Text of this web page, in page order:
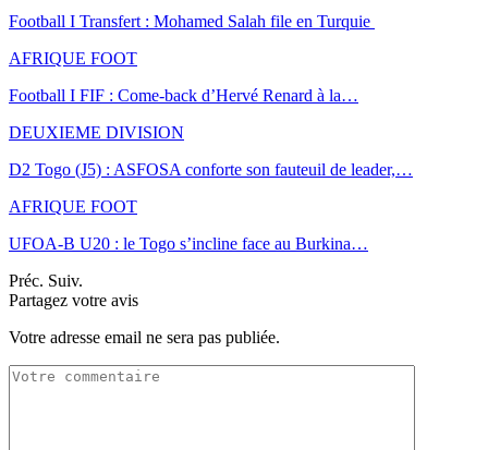
Football I Transfert : Mohamed Salah file en Turquie
AFRIQUE FOOT
Football I FIF : Come-back d’Hervé Renard à la…
DEUXIEME DIVISION
D2 Togo (J5) : ASFOSA conforte son fauteuil de leader,…
AFRIQUE FOOT
UFOA-B U20 : le Togo s’incline face au Burkina…
Préc. Suiv.
Partagez votre avis
Votre adresse email ne sera pas publiée.